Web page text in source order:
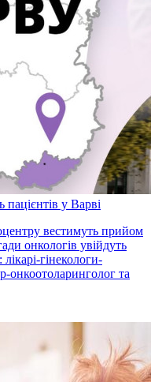
у Варві
вестимуть прийом
онкологів увійдуть
гінекологи-
онкоотоларинголог та